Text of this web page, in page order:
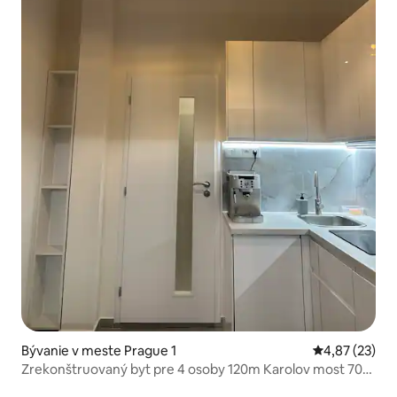
Bývanie v meste Prague 1 Priemerné
4,87 (23)
Zrekonštruovaný byt pre 4 osoby 120m Karolov most 70m